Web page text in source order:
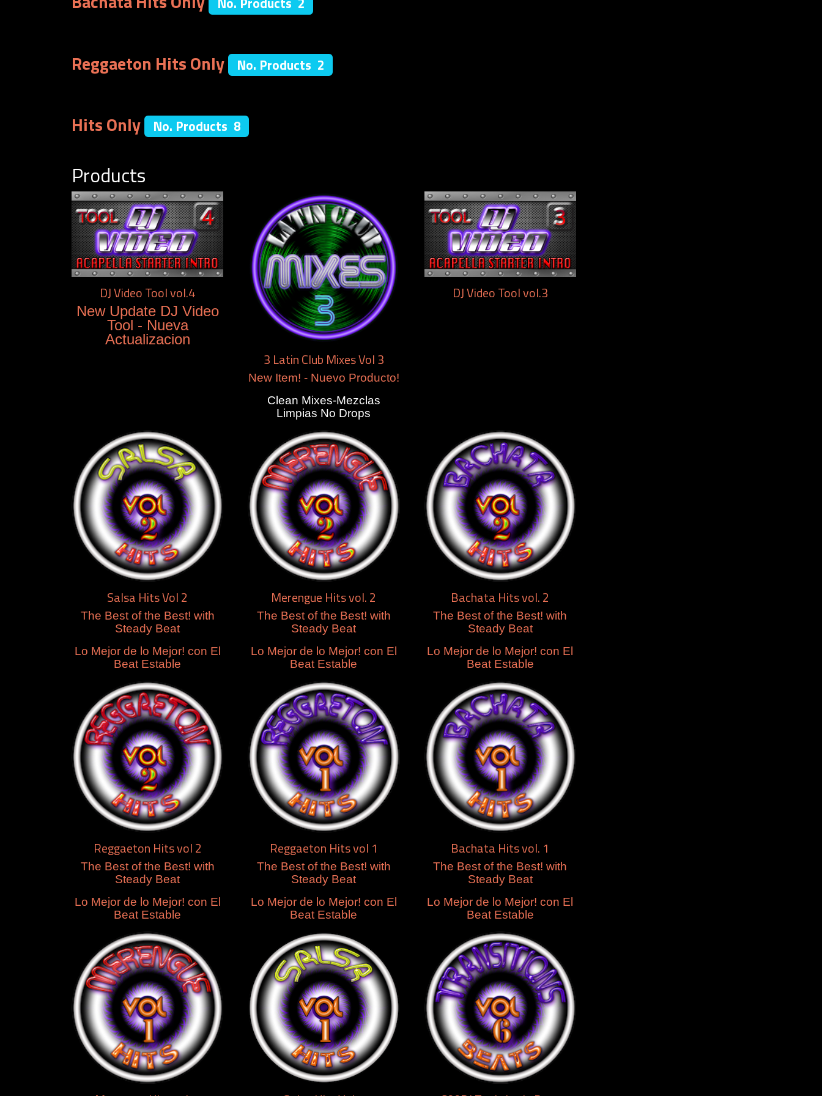
Reggaeton Hits Only No. Products 2
Hits Only No. Products 8
Products
DJ Video Tool vol.4
New Update DJ Video
Tool - Nueva
Actualizacion
3 Latin Club Mixes Vol 3
New Item! - Nuevo Producto!
Clean Mixes-Mezclas
Limpias No Drops
DJ Video Tool vol.3
Salsa Hits Vol 2
The Best of the Best! with
Steady Beat
Lo Mejor de lo Mejor! con El
Beat Estable
Merengue Hits vol. 2
The Best of the Best! with
Steady Beat
Lo Mejor de lo Mejor! con El
Beat Estable
Bachata Hits vol. 2
The Best of the Best! with
Steady Beat
Lo Mejor de lo Mejor! con El
Beat Estable
Reggaeton Hits vol 2
The Best of the Best! with
Steady Beat
Lo Mejor de lo Mejor! con El
Beat Estable
Reggaeton Hits vol 1
The Best of the Best! with
Steady Beat
Lo Mejor de lo Mejor! con El
Beat Estable
Bachata Hits vol. 1
The Best of the Best! with
Steady Beat
Lo Mejor de lo Mejor! con El
Beat Estable